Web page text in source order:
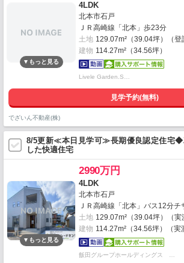
4LDK
北本市石戸
ＪＲ高崎線「北本」歩23分
土地 129.07m²（39.04坪）（登
建物 114.27m²（34.56坪）
Livele Garden.S…
見学予約(無料)
でざいん不動産(株)
8/5更新≪本日見学可≫長期優良認定住宅
した快適住宅
2990万円
4LDK
北本市石戸
ＪＲ高崎線「北本」バス12分
土地 129.07m²（39.04坪）（実
建物 114.27m²（34.56坪）（実
飯田グループホールディングス …